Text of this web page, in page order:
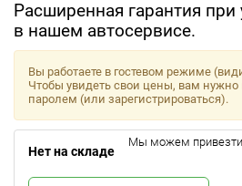
Расширенная гарантия при
в нашем автосервисе.
Вы работаете в гостевом режиме
Чтобы увидеть свои цены, вам нужно
паролем (или зарегистрироваться).
Нет на складе
Мы можем привезти